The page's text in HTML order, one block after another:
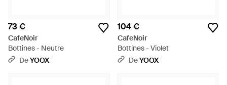
73 €
CafeNoir
Bottines - Neutre
DeYOOX
104 €
CafeNoir
Bottines - Violet
DeYOOX